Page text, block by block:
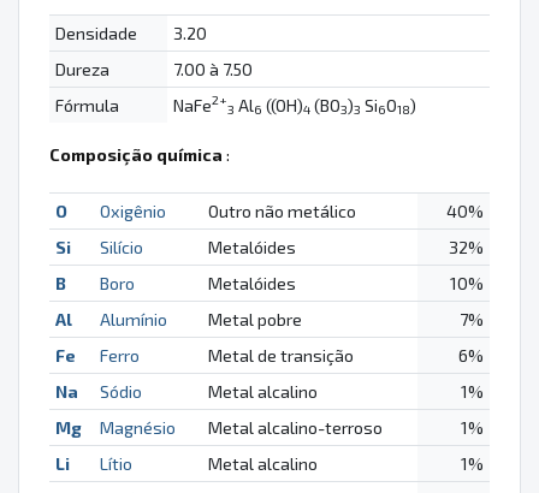
Densidade
3.20
Dureza
7.00 à 7.50
Fórmula
NaFe2+
3 Al6 ((OH)4 (BO3)3 Si6O18)
Composição química :
O Oxigênio Outro não metálico
40%
Si
Silício Metalóides
32%
B
Boro Metalóides
10%
Al
Alumínio Metal pobre
7%
Fe
Ferro Metal de transição
6%
Na
Sódio Metal alcalino
1%
Mg
Magnésio Metal alcalino-terroso
1%
Li
Lítio Metal alcalino
1%